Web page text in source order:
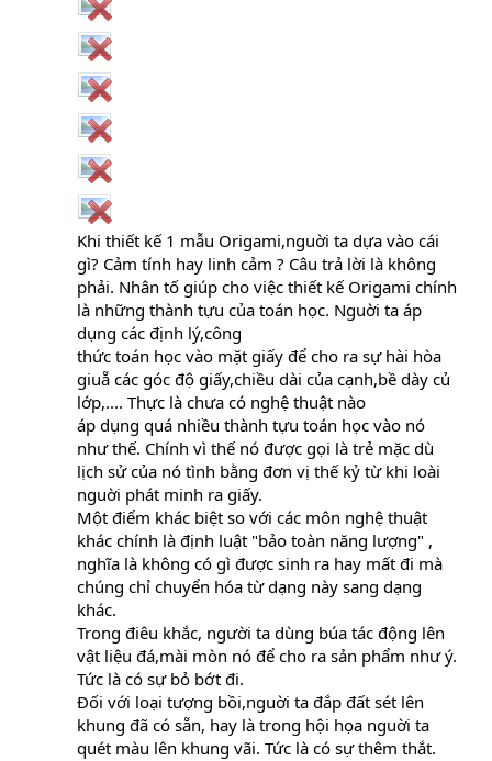
Khi thiết kế 1 mẫu Origami,nguời ta dựa vào cái
gì? Cảm tính hay linh cảm ? Câu trả lời là không
phải. Nhân tố giúp cho việc thiết kế Origami chính
là những thành tựu của toán học. Nguời ta áp
dụng các định lý,công
thức toán học vào mặt giấy để cho ra sự hài hòa
giuẵ các góc độ giấy,chiều dài của cạnh,bề dày củ
lớp,.... Thực là chưa có nghệ thuật nào
áp dụng quá nhiều thành tựu toán học vào nó
như thế. Chính vì thế nó được gọi là trẻ mặc dù
lịch sử của nó tình bằng đơn vị thế kỷ từ khi loài
nguời phát minh ra giấy.
Một điểm khác biệt so với các môn nghệ thuật
khác chính là định luật "bảo toàn năng lượng" ,
nghĩa là không có gì được sinh ra hay mất đi mà
chúng chỉ chuyển hóa từ dạng này sang dạng
khác.
Trong điêu khắc, người ta dùng búa tác động lên
vật liệu đá,mài mòn nó để cho ra sản phẩm như ý.
Tức là có sự bỏ bớt đi.
Đối với loại tượng bồi,nguời ta đắp đất sét lên
khung đã có sẵn, hay là trong hội họa nguời ta
quét màu lên khung vãi. Tức là có sự thêm thắt.